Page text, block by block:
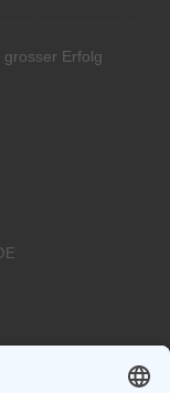
Erfolg